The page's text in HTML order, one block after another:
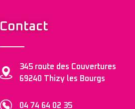
Contact
345 route des Couvertures
69240 Thizy les Bourgs
04 74 64 02 35